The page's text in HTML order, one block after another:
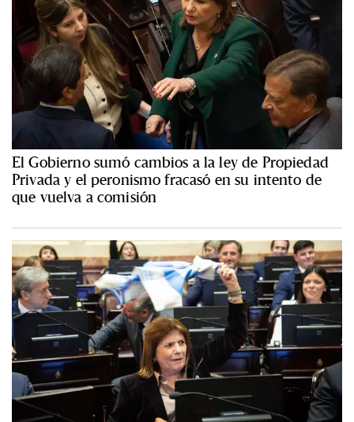
El Gobierno sumó cambios a la ley de Propiedad
Privada y el peronismo fracasó en su intento de
que vuelva a comisión